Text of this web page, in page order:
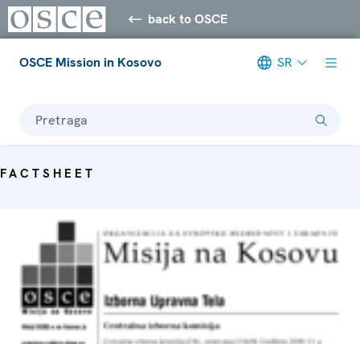
back to OSCE
OSCE Mission in Kosovo SR
Pretraga
FACTSHEET